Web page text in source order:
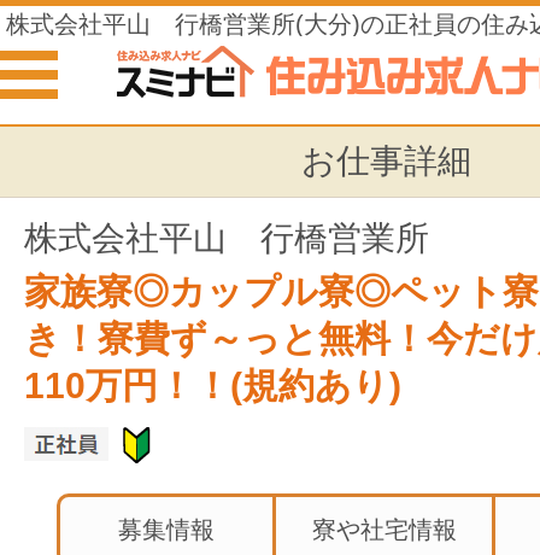
株式会社平山 行橋営業所(大分)の正社員の住み
お仕事詳細
株式会社平山 行橋営業所
家族寮◎カップル寮◎ペット
き！寮費ず～っと無料！今だ
110万円！！(規約あり)
募集情報 寮や社宅情報